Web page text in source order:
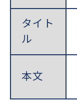
タイト
ル
本文